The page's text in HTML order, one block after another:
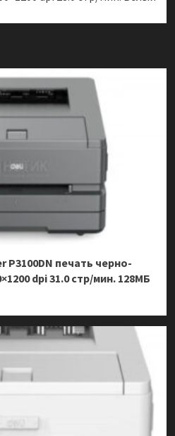
P3100DN печать черно-
dpi 31.0 стр/мин. 128МБ